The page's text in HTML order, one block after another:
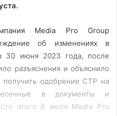
Media Pro Group
об изменениях в
30 июня 2023 года, после
разъяснения и объяснило
одобрение СТР на
в документы и
этого 6 июля Media Pro